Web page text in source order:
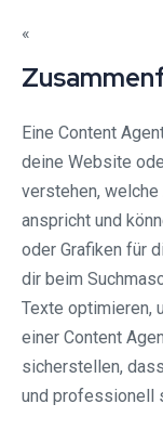
«
Eine Content
deine Website
verstehen,
anspricht und
oder Grafiken für
dir beim
Texte optimieren,
einer Content
sicherstellen,
und professionell